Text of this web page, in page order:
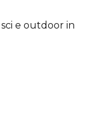
e outdoor in